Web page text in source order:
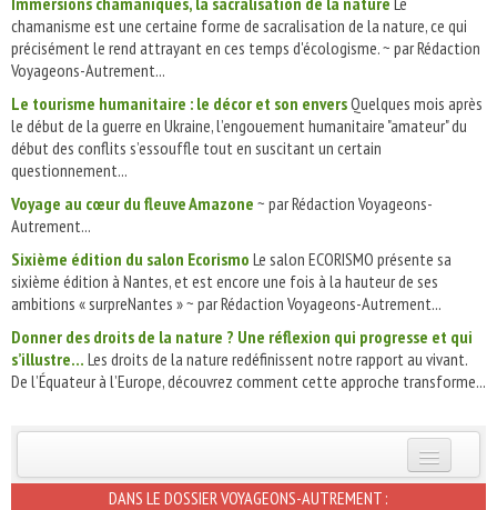
chamanisme est une certaine forme de sacralisation de la nature, ce qui
précisément le rend attrayant en ces temps d'écologisme. ~ par Rédaction
Voyageons-Autrement...
Le tourisme humanitaire : le décor et son enversQuelques mois après
le début de la guerre en Ukraine, l’engouement humanitaire "amateur" du
début des conflits s’essouffle tout en suscitant un certain
questionnement...
Voyage au cœur du fleuve Amazone ~ par Rédaction Voyageons-
Autrement...
Sixième édition du salon Ecorismo Le salon ECORISMO présente sa
sixième édition à Nantes, et est encore une fois à la hauteur de ses
ambitions « surpreNantes » ~ par Rédaction Voyageons-Autrement...
Donner des droits de la nature ? Une réflexion qui progresse et qui
s’illustre… Les droits de la nature redéfinissent notre rapport au vivant.
De l’Équateur à l’Europe, découvrez comment cette approche transforme...
INSCRIVEZ-VOUS | ABONNEZ-VOUS
DANS LE DOSSIER VOYAGEONS-AUTREMENT :